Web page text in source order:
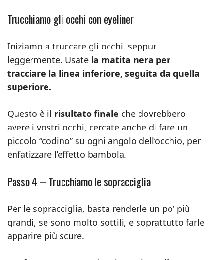
Trucchiamo gli occhi con eyeliner
Iniziamo a truccare gli occhi, seppur
leggermente. Usate la matita nera per
tracciare la linea inferiore, seguita da quella
superiore.
Questo è il risultato finale che dovrebbero
avere i vostri occhi, cercate anche di fare un
piccolo “codino” su ogni angolo dell’occhio, per
enfatizzare l’effetto bambola.
Passo 4 – Trucchiamo le sopracciglia
Per le sopracciglia, basta renderle un po’ più
grandi, se sono molto sottili, e soprattutto farle
apparire più scure.